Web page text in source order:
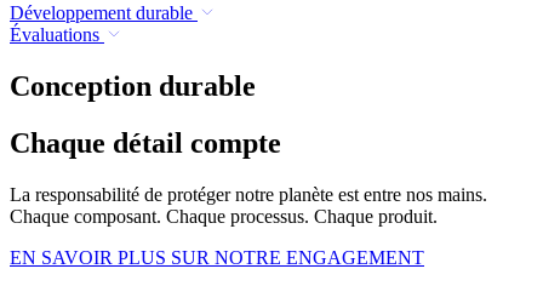
Développement durable
Évaluations
Conception durable
Chaque détail compte
La responsabilité de protéger notre planète est entre nos mains.
Chaque composant. Chaque processus. Chaque produit.
EN SAVOIR PLUS SUR NOTRE ENGAGEMENT